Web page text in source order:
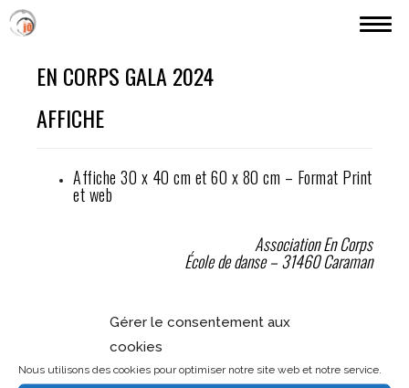
Gérer le consentement aux
cookies
Nous utilisons des cookies pour optimiser notre site web et notre service.
PARCOURS (JÖ)
EN CORPS GALA 2024
AFFICHE
Affiche 30 x 40 cm et 60 x 80 cm – Format Print
et web
Association En Corps
École de danse – 31460 Caraman
mes autres collaborations avec En Corps
> Le Gala 2023